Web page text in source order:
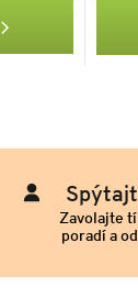
Zavolajte
poradí a